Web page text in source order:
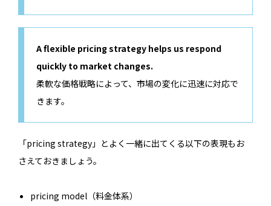
A flexible pricing strategy helps us respond
quickly to market changes.
柔軟な価格戦略によって、市場の変化に迅速に対応で
きます。
「pricing strategy」とよく一緒に出てくる以下の表現もお
さえておきましょう。
pricing model（料金体系）